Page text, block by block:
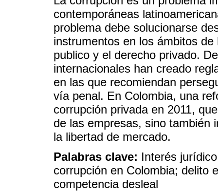
contemporáneas
problema debe solucionarse
instrumentos en los ámbitos
publico y el derecho privado.
internacionales han creado
en las que recomiendan
vía penal. En Colombia, una
corrupción privada en 2011,
de las empresas, sino también
la libertad de mercado.
Palabras clave: Interés
corrupción en Colombia; delito
competencia desleal